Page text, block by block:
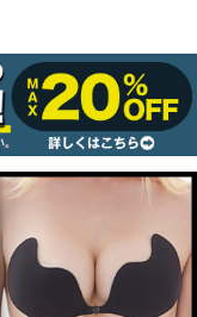
浴衣
コスプレ
クリスマス